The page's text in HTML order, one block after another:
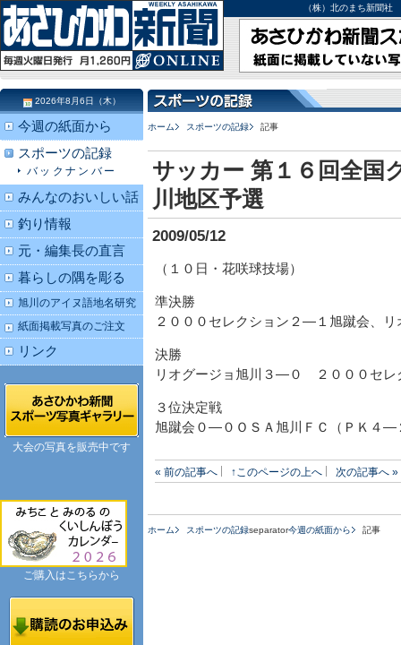
（株）北のまち新聞
ホーム スポーツの記録 記事
サッカー 第１６回全国
川地区予選
2009/05/12
（１０日・花咲球技場）
準決勝
２０００セレクション２―１旭蹴会、
決勝
リオグージョ旭川３―０ ２０００セレ
３位決定戦
旭蹴会０―０ＯＳＡ旭川ＦＣ（ＰＫ４―
« 前の記事へ ↑このページの上へ 次の記事へ »
ホーム スポーツの記録separator今週の紙面から 記事
2026年8月6日（木）
今週の紙面から
スポーツの記録
バックナンバー
みんなのおいしい話
釣り情報
元・編集長の直言
暮らしの隅を彫る
旭川のアイヌ語地名研究
紙面掲載写真のご注文
リンク
大会の写真を販売中です
ご購入はこちらから